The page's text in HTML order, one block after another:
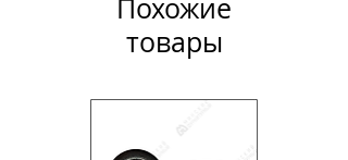
Похожие
товары